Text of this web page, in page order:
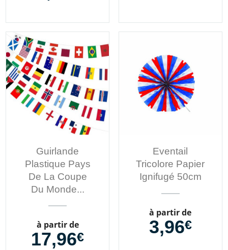
Guirlande
Plastique Pays
De La Coupe
Du Monde...
Prix
à partir de
17,96€
Eventail
Tricolore Papier
Ignifugé 50cm
Prix
à partir de
3,96€